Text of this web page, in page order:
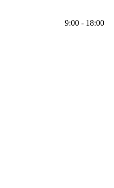
9:00 - 18:00